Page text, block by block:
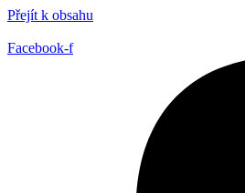
Přejít k obsahu
Facebook-f